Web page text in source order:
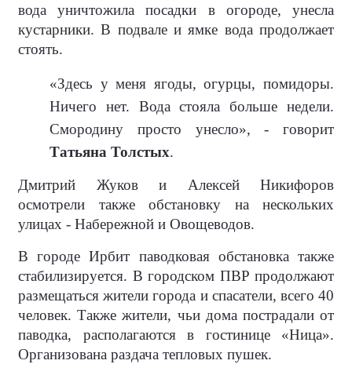
вода уничтожила посадки в огороде, унесла
кустарники. В подвале и ямке вода продолжает
стоять.
«Здесь у меня ягоды, огурцы, помидоры.
Ничего нет. Вода стояла больше недели.
Смородину просто унесло», - говорит
Татьяна Толстых.
Дмитрий Жуков и Алексей Никифоров
осмотрели также обстановку на нескольких
улицах - Набережной и Овощеводов.
В городе Ирбит паводковая обстановка также
стабилизируется. В городском ПВР продолжают
размещаться жители города и спасатели, всего 40
человек. Также жители, чьи дома пострадали от
паводка, располагаются в гостинице «Ница».
Организована раздача тепловых пушек.